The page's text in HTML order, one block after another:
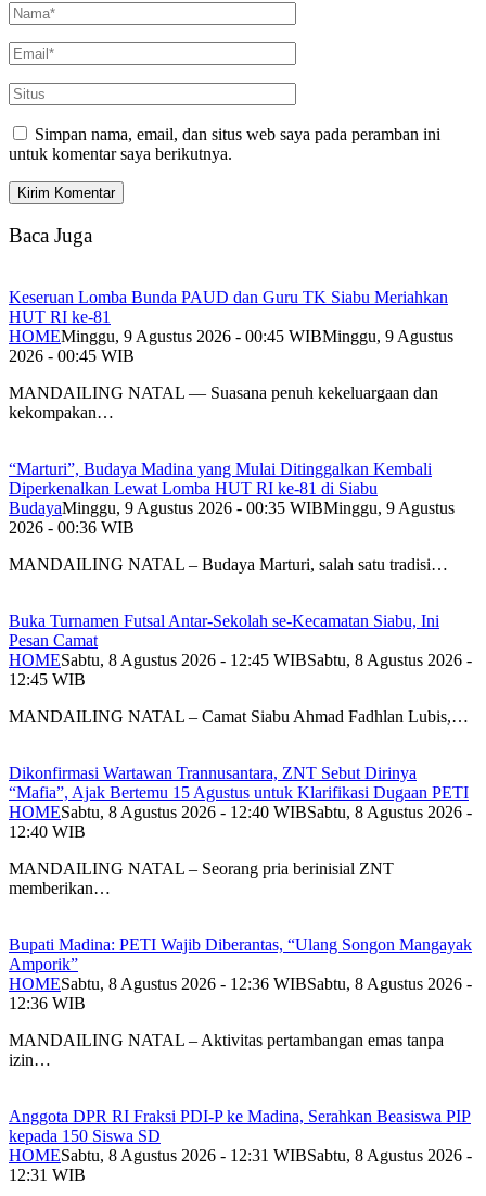
Simpan nama, email, dan situs web saya pada peramban ini
untuk komentar saya berikutnya.
Baca Juga
Keseruan Lomba Bunda PAUD dan Guru TK Siabu Meriahkan
HUT RI ke-81
HOMEMinggu, 9 Agustus 2026 - 00:45 WIBMinggu, 9 Agustus
2026 - 00:45 WIB
MANDAILING NATAL — Suasana penuh kekeluargaan dan
kekompakan…
“Marturi”, Budaya Madina yang Mulai Ditinggalkan Kembali
Diperkenalkan Lewat Lomba HUT RI ke-81 di Siabu
BudayaMinggu, 9 Agustus 2026 - 00:35 WIBMinggu, 9 Agustus
2026 - 00:36 WIB
MANDAILING NATAL – Budaya Marturi, salah satu tradisi…
Buka Turnamen Futsal Antar-Sekolah se-Kecamatan Siabu, Ini
Pesan Camat
HOMESabtu, 8 Agustus 2026 - 12:45 WIBSabtu, 8 Agustus 2026 -
12:45 WIB
MANDAILING NATAL – Camat Siabu Ahmad Fadhlan Lubis,…
Dikonfirmasi Wartawan Trannusantara, ZNT Sebut Dirinya
“Mafia”, Ajak Bertemu 15 Agustus untuk Klarifikasi Dugaan PETI
HOMESabtu, 8 Agustus 2026 - 12:40 WIBSabtu, 8 Agustus 2026 -
12:40 WIB
MANDAILING NATAL – Seorang pria berinisial ZNT
memberikan…
Bupati Madina: PETI Wajib Diberantas, “Ulang Songon Mangayak
Amporik”
HOMESabtu, 8 Agustus 2026 - 12:36 WIBSabtu, 8 Agustus 2026 -
12:36 WIB
MANDAILING NATAL – Aktivitas pertambangan emas tanpa
izin…
Anggota DPR RI Fraksi PDI-P ke Madina, Serahkan Beasiswa PIP
kepada 150 Siswa SD
HOMESabtu, 8 Agustus 2026 - 12:31 WIBSabtu, 8 Agustus 2026 -
12:31 WIB